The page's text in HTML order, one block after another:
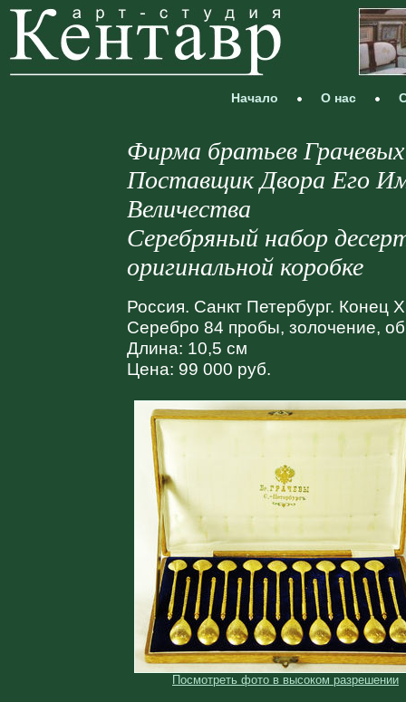
Начало О нас
Фирма братьев Грачевых
Поставщик Двора Его
Величества
Серебряный набор
оригинальной коробке
Россия. Санкт Петербург. Конец
Серебро 84 пробы, золочение,
Длина: 10,5 см
Цена: 99 000 руб.
Посмотреть фото в высоком разрешении